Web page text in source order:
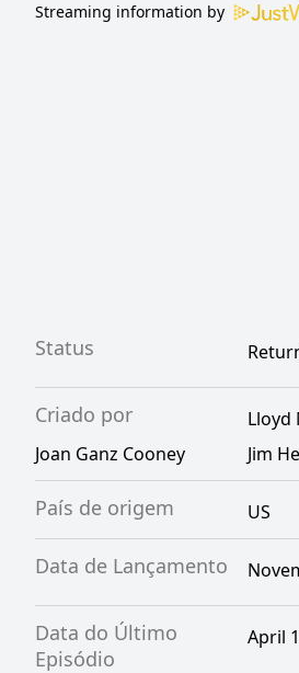
Streaming information by
Status
Criado por
Joan Ganz Cooney
Jim
País de origem US
Data de Lançamento
Data do Último
Episódio
April